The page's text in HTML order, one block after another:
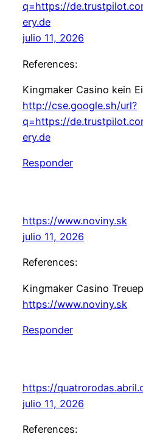
q=https://
ery.de
julio 11, 2026
References:
Kingmaker Casino kein
http://cse.google.sh/url?
q=https://
ery.de
Responder
https://www.noviny.sk
julio 11, 2026
References:
Kingmaker Casino
https://www.noviny.sk
Responder
https://
julio 11, 2026
References: